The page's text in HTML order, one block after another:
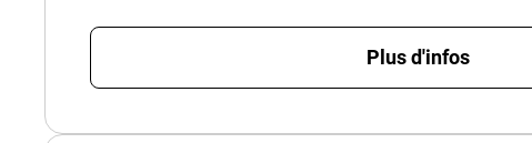
Plus d'infos